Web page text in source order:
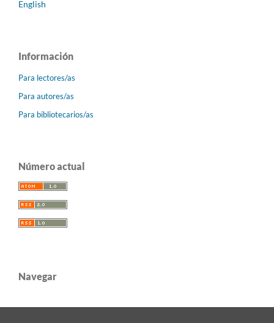
English
Información
Para lectores/as
Para autores/as
Para bibliotecarios/as
Número actual
Navegar